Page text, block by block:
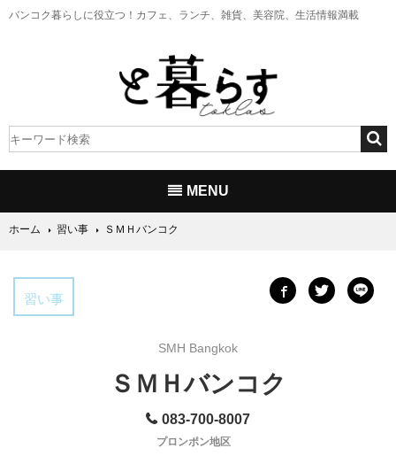
バンコク暮らしに役立つ！ カフェ、ランチ、雑貨、美容院、生活情報満載
MENU
ホーム 習い事 ＳＭＨバンコク
習い事
SMH Bangkok
ＳＭＨバンコク
083-700-8007
プロンポン地区